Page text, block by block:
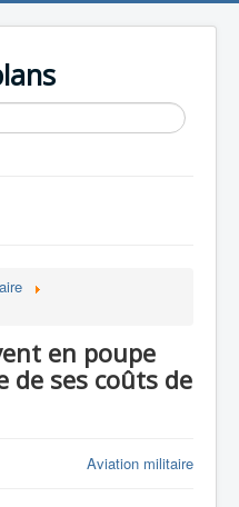
en poupe
de ses coûts de
Aviation militaire